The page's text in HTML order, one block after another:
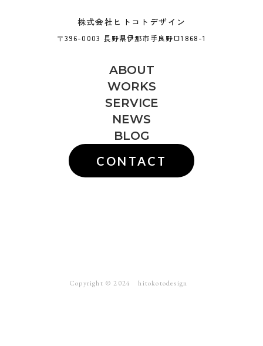
株式会社ヒトコトデザイン
〒396-0003 長野県伊那市手良野口1868-1
ABOUT
WORKS
SERVICE
NEWS
BLOG
CONTACT
Copyright ©︎ 2024 hitokotodesign